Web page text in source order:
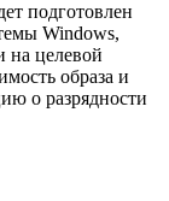
подготовлен
Windows,
на целевой
образа и
о разрядности